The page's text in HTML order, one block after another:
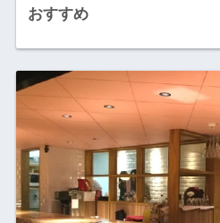
おすすめ